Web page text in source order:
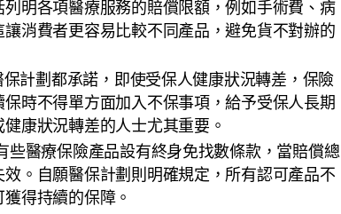
明各項醫療服務的賠償限額，例如手術費、病
消費者更容易比較不同產品，避免貨不對辦的
計劃都承諾，即使受保人健康狀況轉差，保險
時不得單方面加入不保事項，給予受保人長期
康狀況轉差的人士尤其重要。
些醫療保險產品設有終身免找數條款，當賠償總
。自願醫保計劃則明確規定，所有認可產品不
得持續的保障。